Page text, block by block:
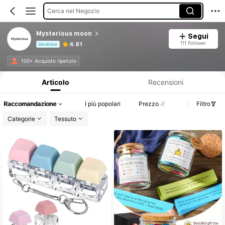
Cerca nel Negozio
Mysterious moon
Venditore 4.81
Segui
111 Follower
100+ Acquisto ripetuto
Articolo Recensioni
Raccomandazione I più popolari Prezzo
Filtro
Categorie
Tessuto